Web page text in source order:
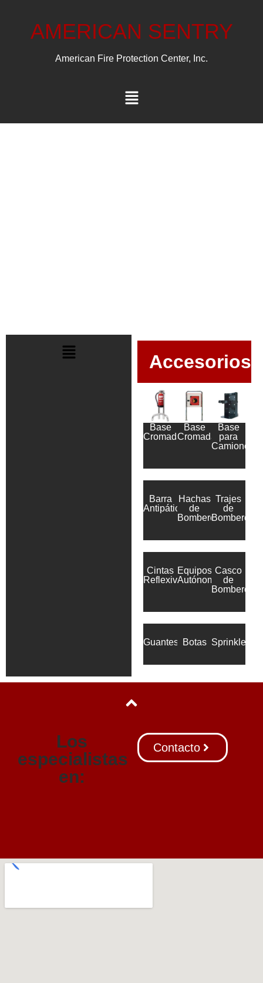
AMERICAN SENTRY
American Fire Protection Center, Inc.
Accesorios
Base
Cromada
Base
Cromada
Base
para
Camiones
Barra
Antipático
Hachas
de
Bomberos
Trajes
de
Bomberos
Cintas
Reflexivas
Equipos
Autónomos
Casco
de
Bomberos
Guantes Botas Sprinkler
Los
especialistas
en:
Contacto